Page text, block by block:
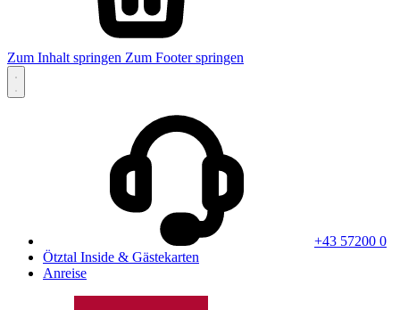
Zum Inhalt springen Zum Footer springen
+43 57200 0
Ötztal Inside & Gästekarten
Anreise